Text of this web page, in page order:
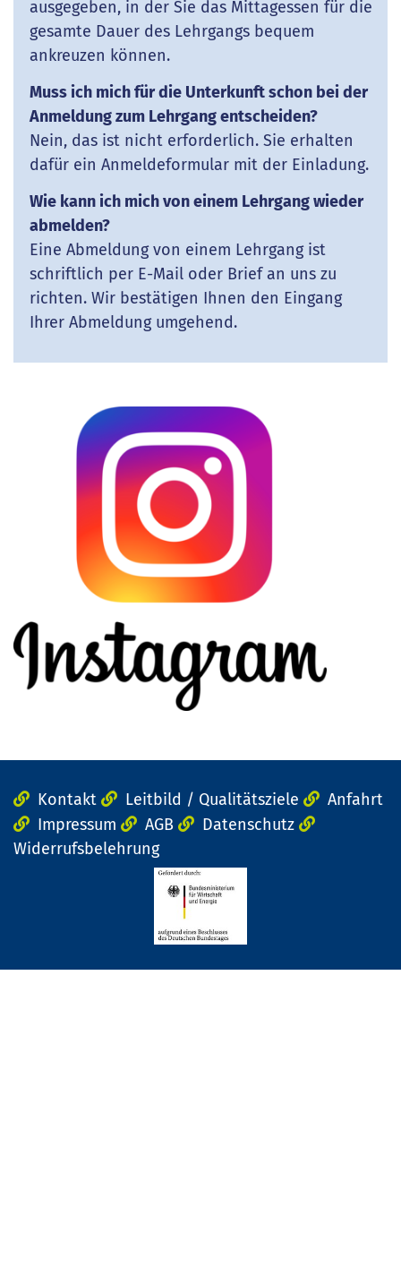
ausgegeben, in der Sie das Mittagessen für die
gesamte Dauer des Lehrgangs bequem
ankreuzen können.
Muss ich mich für die Unterkunft schon bei der
Anmeldung zum Lehrgang entscheiden?
Nein, das ist nicht erforderlich. Sie erhalten
dafür ein Anmeldeformular mit der Einladung.
Wie kann ich mich von einem Lehrgang wieder
abmelden?
Eine Abmeldung von einem Lehrgang ist
schriftlich per E-Mail oder Brief an uns zu
richten. Wir bestätigen Ihnen den Eingang
Ihrer Abmeldung umgehend.
Kontakt Leitbild / Qualitätsziele
Anfahrt
Impressum
AGB
Datenschutz
Widerrufsbelehrung